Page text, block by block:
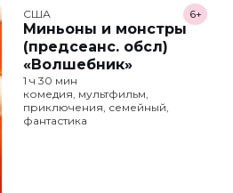
США
Миньоны и монстры
(предсеанс. обсл)
«Волшебник»
6+
1 ч 30 мин
комедия, мультфильм,
приключения, семейный,
фантастика